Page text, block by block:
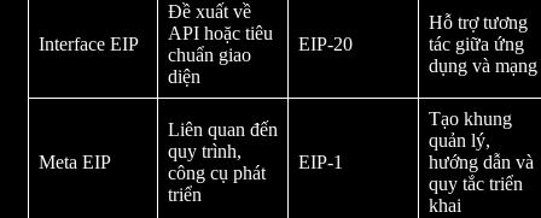
Interface EIP
Đề xuất về
API hoặc tiêu
chuẩn giao
diện
EIP-20
Hỗ trợ tương
tác giữa ứng
dụng và mạng
Meta EIP
Liên quan đến
quy trình,
công cụ phát
triển
EIP-1
Tạo khung
quản lý,
hướng dẫn và
quy tắc triển
khai